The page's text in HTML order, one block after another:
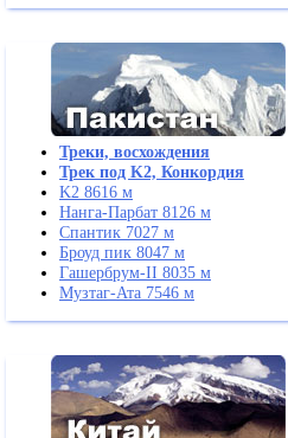
Треки, восхождения
Трек под K2, Конкордия
K2 8616 м
Нанга-Парбат 8126 м
Спантик 7027 м
Броуд пик 8047 м
Гашербрум-II 8035 м
Музтаг-Ата 7546 м